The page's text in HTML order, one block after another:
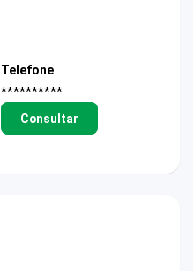
Telefone
**********
Consultar